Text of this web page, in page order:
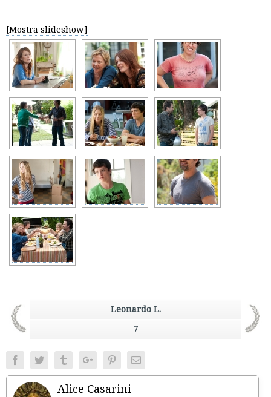
[Mostra slideshow]
Leonardo L.
7
FacebookTwitter TumblrGoogle+PinterestEmail
Alice Casarini